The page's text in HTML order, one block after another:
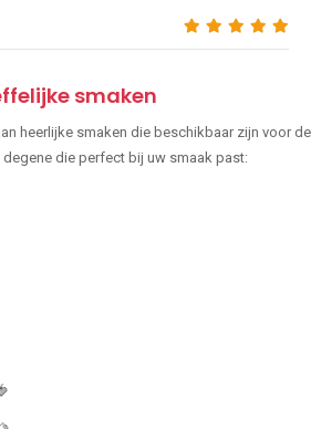
smaken
heerlijke smaken die beschikbaar zijn voor de
degene die perfect bij uw smaak past: